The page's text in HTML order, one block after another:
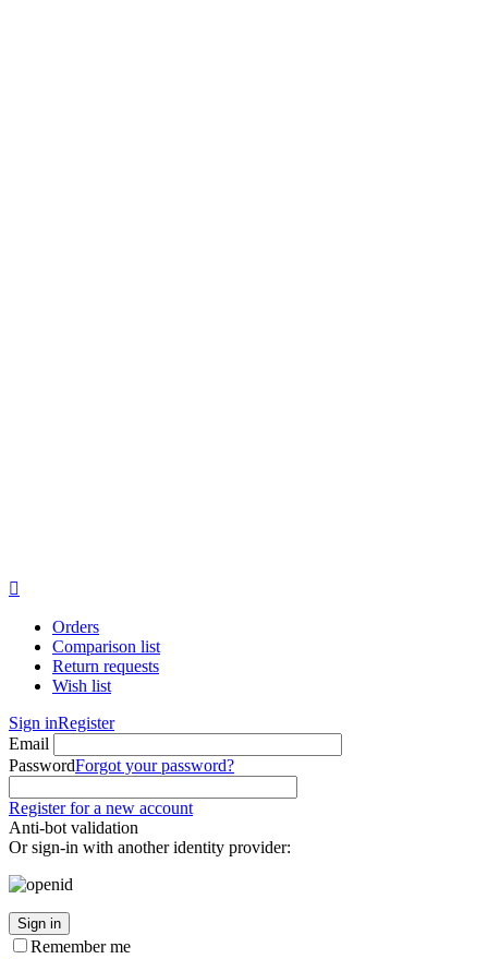

Orders
Comparison list
Return requests
Wish list
Sign inRegister
Email
PasswordForgot your password?
Register for a new account
Anti-bot validation
Or sign-in with another identity provider:
Sign in
Remember me